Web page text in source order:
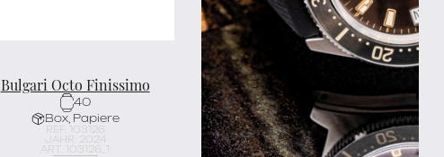
Bulgari Octo Finissimo
40
Box, Papiere
REF. 103126
JAHR: 2024
ART. 103126_1